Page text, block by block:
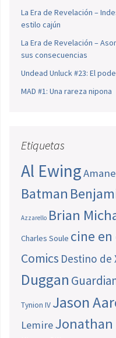
La Era de Revelación –
estilo cajún
La Era de Revelación –
sus consecuencias
Undead Unluck #23: El
MAD #1: Una rareza nipona
Etiquetas
Al Ewing
Batman
Azzarello Brian
Charles Soule cine en
Comics Destino de
Duggan
Tynion IV Jason
LemireJonathan